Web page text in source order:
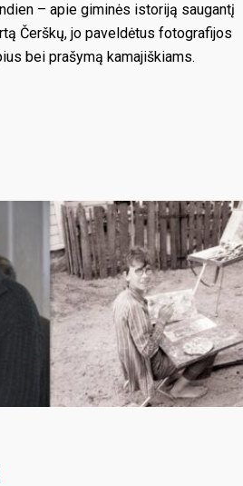
– apie giminės istoriją saugantį
Čerškų, jo paveldėtus fotografijos
bei prašymą kamajiškiams.